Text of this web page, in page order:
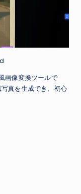
画像変換ツールで
真を生成でき、初心